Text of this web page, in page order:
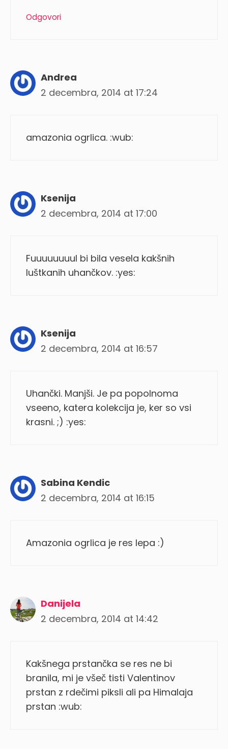
Odgovori
Andrea
2 decembra, 2014 at 17:24
amazonia ogrlica. :wub:
Ksenija
2 decembra, 2014 at 17:00
Fuuuuuuuul bi bila vesela kakšnih
luštkanih uhančkov. :yes:
Ksenija
2 decembra, 2014 at 16:57
Uhančki. Manjši. Je pa popolnoma
vseeno, katera kolekcija je, ker so vsi
krasni. ;) :yes:
Sabina Kendic
2 decembra, 2014 at 16:15
Amazonia ogrlica je res lepa :)
Danijela
2 decembra, 2014 at 14:42
Kakšnega prstančka se res ne bi
branila, mi je všeč tisti Valentinov
prstan z rdečimi piksli ali pa Himalaja
prstan :wub: